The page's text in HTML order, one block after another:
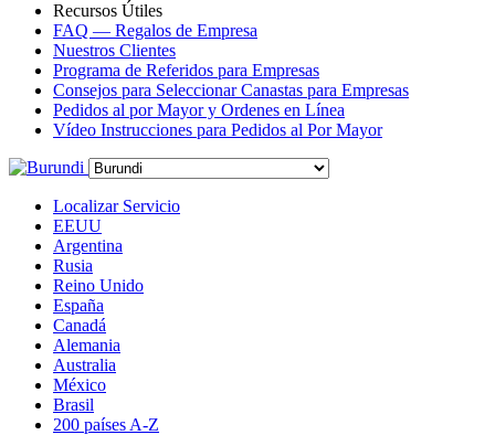
Recursos Útiles
FAQ — Regalos de Empresa
Nuestros Clientes
Programa de Referidos para Empresas
Consejos para Seleccionar Canastas para Empresas
Pedidos al por Mayor y Ordenes en Línea
Vídeo Instrucciones para Pedidos al Por Mayor
Localizar Servicio
EEUU
Argentina
Rusia
Reino Unido
España
Canadá
Alemania
Australia
México
Brasil
200 países A-Z